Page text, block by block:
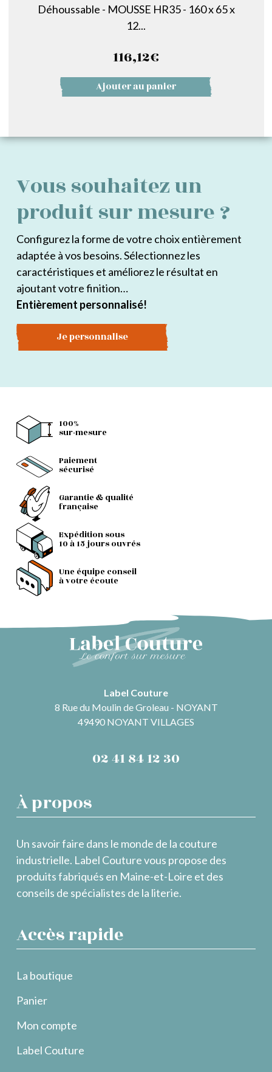
Déhoussable - MOUSSE HR35 - 160 x 65 x
12...
116,12€
Ajouter au panier
Vous souhaitez un
produit sur mesure ?
Configurez la forme de votre choix entièrement
adaptée à vos besoins. Sélectionnez les
caractéristiques et améliorez le résultat en
ajoutant votre finition…
Entièrement personnalisé!
Je personnalise
100%
sur-mesure
Paiement
sécurisé
Garantie & qualité
française
Expédition sous
10 à 15 jours ouvrés
Une équipe conseil
à votre écoute
Label Couture
8 Rue du Moulin de Groleau - NOYANT
49490 NOYANT VILLAGES
02 41 84 12 30
À propos
Un savoir faire dans le monde de la couture
industrielle. Label Couture vous propose des
produits fabriqués en Maine-et-Loire et des
conseils de spécialistes de la literie.
Accès rapide
La boutique
Panier
Mon compte
Label Couture